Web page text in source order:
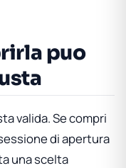
puo
valida. Se compri
di apertura
una scelta